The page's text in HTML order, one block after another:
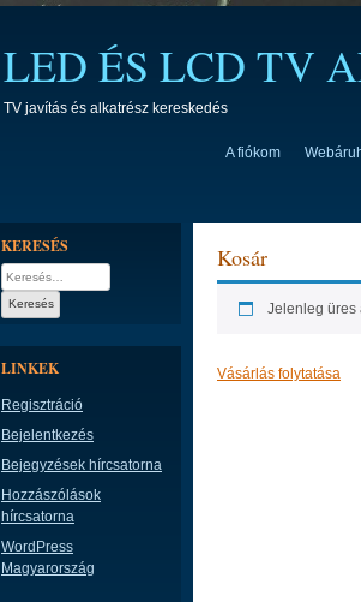
LED ÉS LCD TV
TV javítás és alkatrész kereskedés
A fiókom
Kosár
Jelenleg üres
Vásárlás folytatása
KERESÉS
Keresés:
LINKEK
Regisztráció
Bejelentkezés
Bejegyzések hírcsatorna
Hozzászólások
hírcsatorna
WordPress
Magyarország